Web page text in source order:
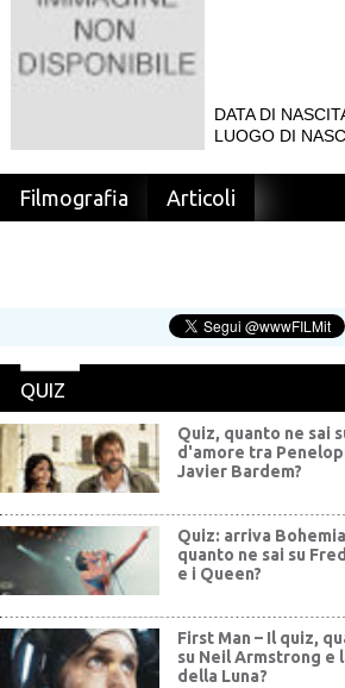
DATA DI
LUOGO DI
Filmografia Articoli
QUIZ
Quiz, quanto ne sai
d'amore tra
Javier Bardem?
Quiz: arriva
quanto ne sai su
e i Queen?
First Man – Il quiz,
su Neil Armstrong e
della Luna?